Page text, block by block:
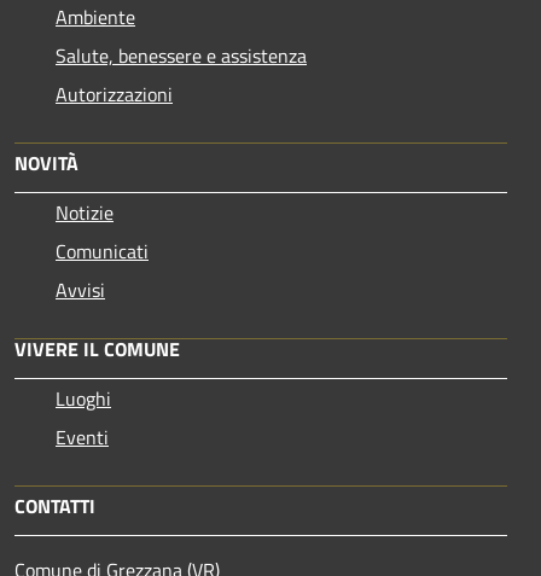
Ambiente
Salute, benessere e assistenza
Autorizzazioni
NOVITÀ
Notizie
Comunicati
Avvisi
VIVERE IL COMUNE
Luoghi
Eventi
CONTATTI
Comune di Grezzana (VR)